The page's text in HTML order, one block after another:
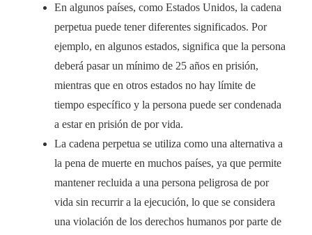
En algunos países, como Estados Unidos, la cadena
perpetua puede tener diferentes significados. Por
ejemplo, en algunos estados, significa que la persona
deberá pasar un mínimo de 25 años en prisión,
mientras que en otros estados no hay límite de
tiempo específico y la persona puede ser condenada
a estar en prisión de por vida.
La cadena perpetua se utiliza como una alternativa a
la pena de muerte en muchos países, ya que permite
mantener recluida a una persona peligrosa de por
vida sin recurrir a la ejecución, lo que se considera
una violación de los derechos humanos por parte de